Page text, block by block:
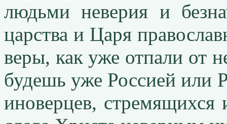
людьми неверия и
царства и Царя
веры, как уже отпали от
будешь уже Россией или
иноверцев, стремящихся